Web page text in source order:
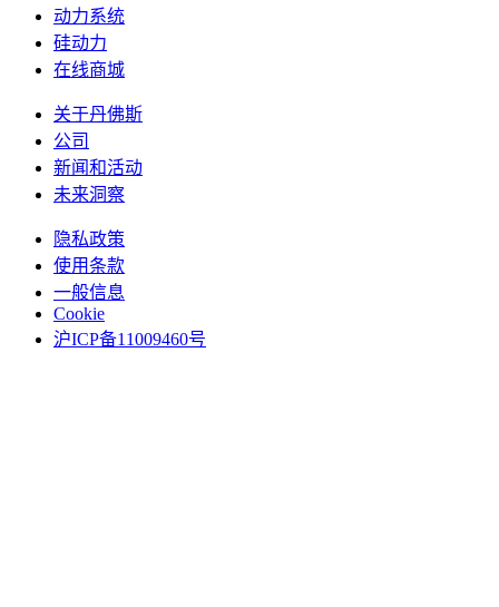
动力系统
硅动力
在线商城
关于丹佛斯
公司
新闻和活动
未来洞察
隐私政策
使用条款
一般信息
Cookie
沪ICP备11009460号